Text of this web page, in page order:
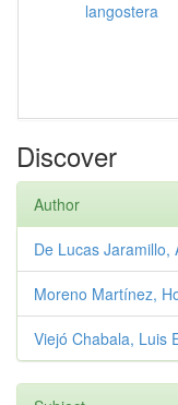
langostera
Discover
Author
De Lucas Jaramillo,
Moreno Martínez,
Viejó Chabala, Luis